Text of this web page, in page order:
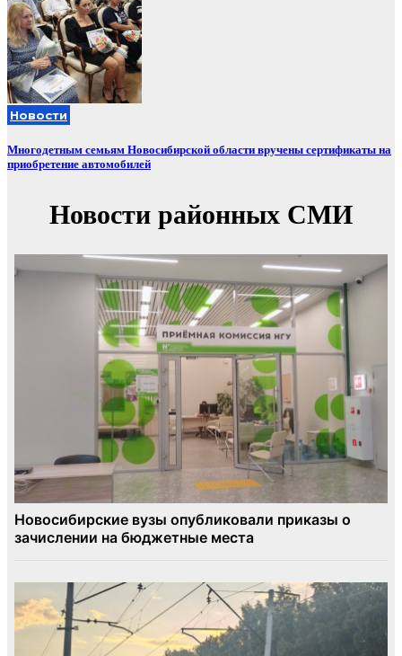
Новости
Многодетным семьям Новосибирской области вручены сертификаты на
приобретение автомобилей